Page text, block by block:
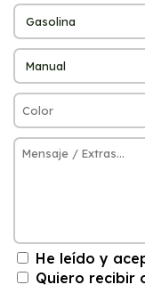
He leído y
Quiero recibir